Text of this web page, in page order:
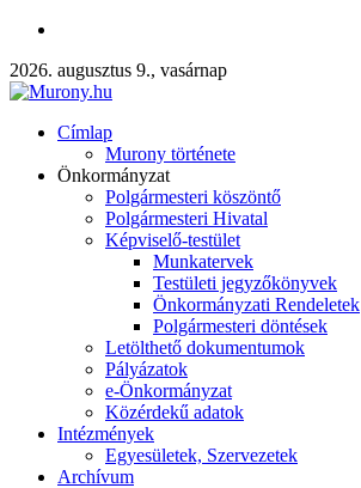
2026. augusztus 9., vasárnap
Címlap
Murony története
Önkormányzat
Polgármesteri köszöntő
Polgármesteri Hivatal
Képviselő-testület
Munkatervek
Testületi jegyzőkönyvek
Önkormányzati Rendeletek
Polgármesteri döntések
Letölthető dokumentumok
Pályázatok
e-Önkormányzat
Közérdekű adatok
Intézmények
Egyesületek, Szervezetek
Archívum